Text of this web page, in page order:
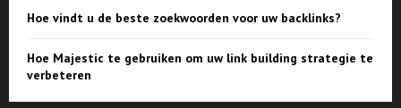
Hoe vindt u de beste zoekwoorden voor uw backlinks?
Hoe Majestic te gebruiken om uw link building strategie te
verbeteren